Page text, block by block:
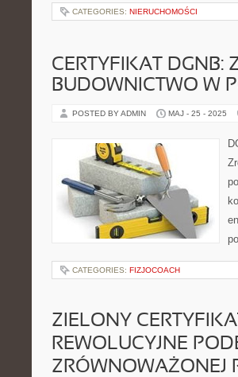
CATEGORIES: NIERUCHOMOŚCI
CERTYFIKAT DGNB:
BUDOWNICTWO W
POSTED BY ADMIN MAJ - 25 - 2025
CATEGORIES: FIZJOCOACH
ZIELONY
REWOLUCYJNE
ZRÓWNOWAŻONEJ